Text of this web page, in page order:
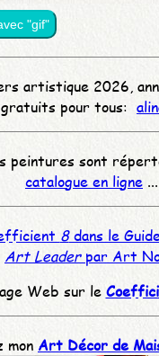
"gif"
artistique 2026,
pour tous:
peintures sont
catalogue en ligne ...
8dans le
Art Leaderpar Art
Web sur le
mon Art Décor de